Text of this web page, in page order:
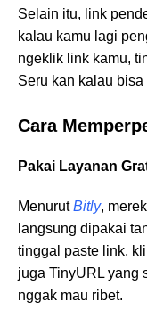
Selain itu, link
kalau kamu lagi
ngeklik link kamu,
Seru kan kalau
Cara
Pakai Layanan
MenurutBitly,
langsung dipakai
tinggal paste link,
juga TinyURL yang
nggak mau ribet.